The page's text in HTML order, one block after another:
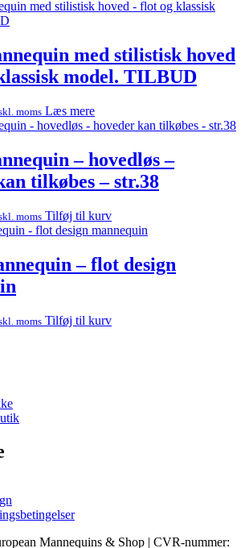
med stilistisk hoved
model. TILBUD
moms Læs mere
– hovedløs –
tilkøbes – str.38
moms Tilføj til kurv
– flot design
moms Tilføj til kurv
Mannequins & Shop | CVR-nummer: